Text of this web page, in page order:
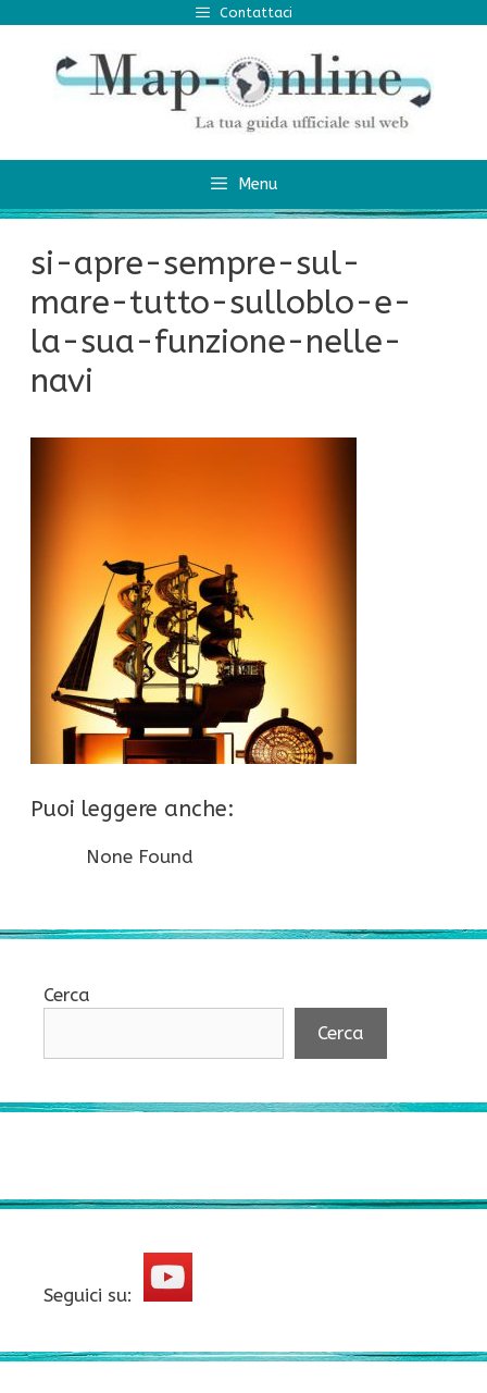
contenuto
Contattaci
Menu
si-apre-sempre-sul-
mare-tutto-sulloblo-e-
la-sua-funzione-nelle-
navi
Puoi leggere anche:
None Found
Cerca
Cerca
Seguici su: